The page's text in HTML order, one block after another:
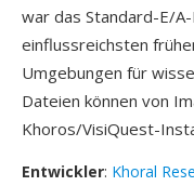
war das Standard-E/
einflussreichsten
Umgebungen für
Dateien können von
Khoros/VisiQuest-
Entwickler: Khoral